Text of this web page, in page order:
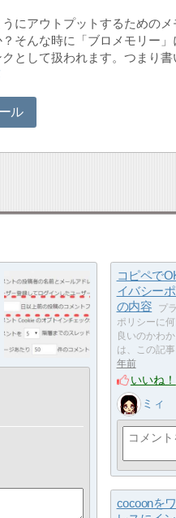
にアウトプットするための
そんな時に「ブロメモリー
として扱われます。つまり
ル
コピペで
イバシー
の内容
プ
ポリシーに
良いのかわ
は、この記
年前
いいね！
ミィ
cocoonを